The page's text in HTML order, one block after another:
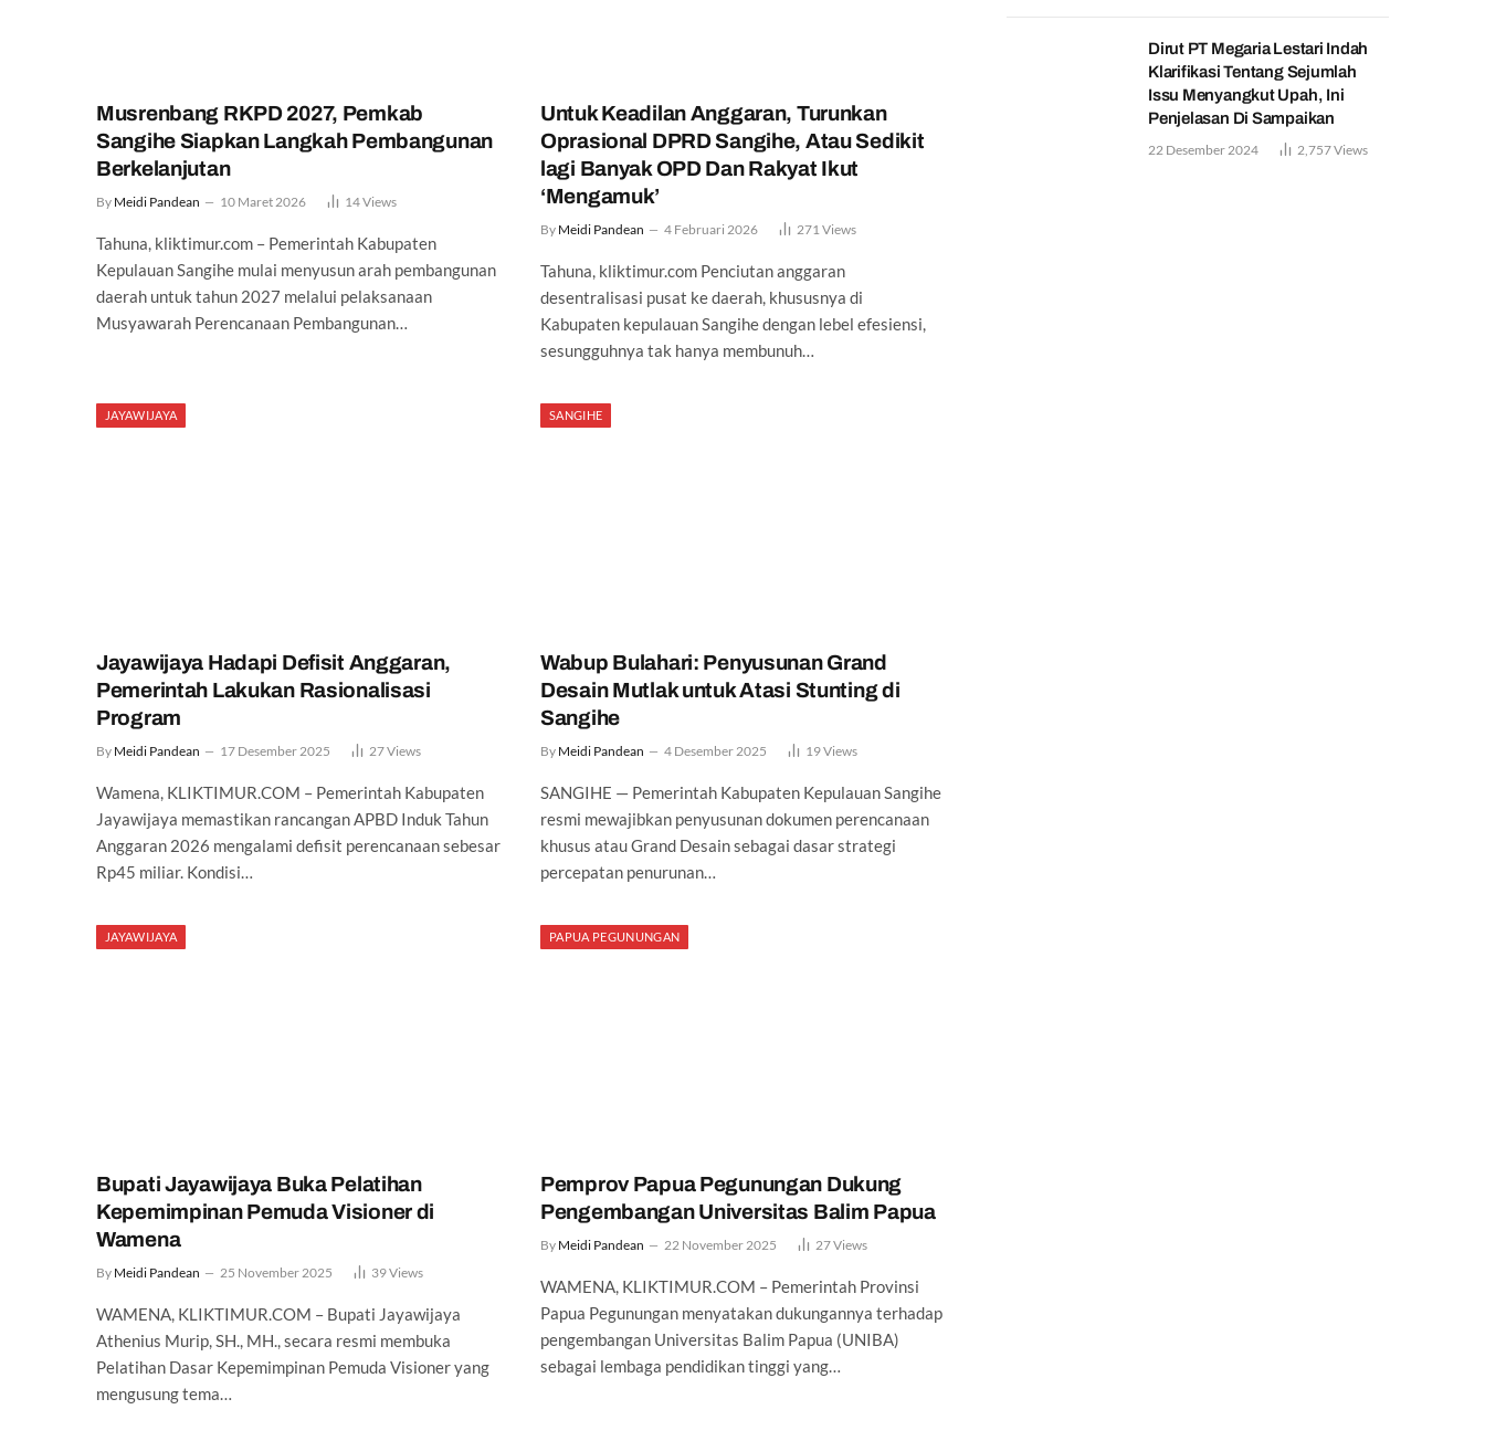
Musrenbang RKPD 2027, Pemkab
Sangihe Siapkan Langkah Pembangunan
Berkelanjutan
By Meidi Pandean 10 Maret 2026 14Views
Tahuna, kliktimur.com – Pemerintah Kabupaten
Kepulauan Sangihe mulai menyusun arah pembangunan
daerah untuk tahun 2027 melalui pelaksanaan
Musyawarah Perencanaan Pembangunan…
Untuk Keadilan Anggaran, Turunkan
Oprasional DPRD Sangihe, Atau Sedikit
lagi Banyak OPD Dan Rakyat Ikut
‘Mengamuk’
By Meidi Pandean 4 Februari 2026 271Views
Tahuna, kliktimur.com Penciutan anggaran
desentralisasi pusat ke daerah, khususnya di
Kabupaten kepulauan Sangihe dengan lebel efesiensi,
sesungguhnya tak hanya membunuh…
JAYAWIJAYA
Jayawijaya Hadapi Defisit Anggaran,
Pemerintah Lakukan Rasionalisasi
Program
By Meidi Pandean 17 Desember 2025 27Views
Wamena, KLIKTIMUR.COM – Pemerintah Kabupaten
Jayawijaya memastikan rancangan APBD Induk Tahun
Anggaran 2026 mengalami defisit perencanaan sebesar
Rp45 miliar. Kondisi…
SANGIHE
Wabup Bulahari: Penyusunan Grand
Desain Mutlak untuk Atasi Stunting di
Sangihe
By Meidi Pandean 4 Desember 2025 19Views
SANGIHE — Pemerintah Kabupaten Kepulauan Sangihe
resmi mewajibkan penyusunan dokumen perencanaan
khusus atau Grand Desain sebagai dasar strategi
percepatan penurunan…
JAYAWIJAYA
Bupati Jayawijaya Buka Pelatihan
Kepemimpinan Pemuda Visioner di
Wamena
By Meidi Pandean 25 November 2025 39Views
WAMENA, KLIKTIMUR.COM – Bupati Jayawijaya
Athenius Murip, SH., MH., secara resmi membuka
Pelatihan Dasar Kepemimpinan Pemuda Visioner yang
mengusung tema…
PAPUA PEGUNUNGAN
Pemprov Papua Pegunungan Dukung
Pengembangan Universitas Balim Papua
By Meidi Pandean 22 November 2025 27Views
WAMENA, KLIKTIMUR.COM – Pemerintah Provinsi
Papua Pegunungan menyatakan dukungannya terhadap
pengembangan Universitas Balim Papua (UNIBA)
sebagai lembaga pendidikan tinggi yang…
Dirut PT Megaria Lestari Indah
Klarifikasi Tentang Sejumlah
Issu Menyangkut Upah, Ini
Penjelasan Di Sampaikan
22 Desember 2024 2,757Views